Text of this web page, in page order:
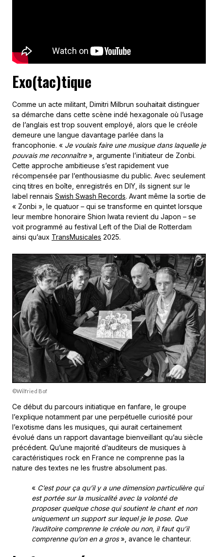
Exo(tac)tique
Comme un acte militant, Dimitri Milbrun souhaitait distinguer
sa démarche dans cette scène indé hexagonale où l’usage
de l’anglais est trop souvent employé, alors que le créole
demeure une langue davantage parlée dans la
francophonie. « Je voulais faire une musique dans laquelle je
pouvais me reconnaître», argumente l’initiateur de Zonbi.
Cette approche ambitieuse s’est rapidement vue
récompensée par l’enthousiasme du public. Avec seulement
cinq titres en boîte, enregistrés en DIY, ils signent sur le
label rennais Swish Swash Records. Avant même la sortie de
« Zonbi », le quatuor – qui se transforme en quintet lorsque
leur membre honoraire Shion Iwata revient du Japon – se
voit programmé au festival Left of the Dial de Rotterdam
ainsi qu’aux TransMusicales 2025.
©Wilfried Bof
Ce début du parcours initiatique en fanfare, le groupe
l’explique notamment par une perpétuelle curiosité pour
l’exotisme dans les musiques, qui aurait certainement
évolué dans un rapport davantage bienveillant qu’au siècle
précédent. Qu’une majorité d’auditeurs de musiques à
caractéristiques rock en France ne comprenne pas la
nature des textes ne les frustre absolument pas.
« C’est pour ça qu’il y a une dimension particulière qui
est portée sur la musicalité avec la volonté de
proposer quelque chose qui soutient le chant et non
uniquement un support sur lequel je le pose. Que
l’auditoire comprenne le créole ou non, il faut qu’il
comprenne qu’on en a gros», avance le chanteur.